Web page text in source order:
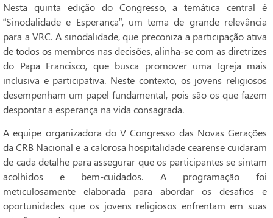
Nesta quinta edição do Congresso, a temática central é
“Sinodalidade e Esperança”, um tema de grande relevância
para a VRC. A sinodalidade, que preconiza a participação ativa
de todos os membros nas decisões, alinha-se com as diretrizes
do Papa Francisco, que busca promover uma Igreja mais
inclusiva e participativa. Neste contexto, os jovens religiosos
desempenham um papel fundamental, pois são os que fazem
despontar a esperança na vida consagrada.
A equipe organizadora do V Congresso das Novas Gerações
da CRB Nacional e a calorosa hospitalidade cearense cuidaram
de cada detalhe para assegurar que os participantes se sintam
acolhidos e bem-cuidados. A programação foi
meticulosamente elaborada para abordar os desafios e
oportunidades que os jovens religiosos enfrentam em suas